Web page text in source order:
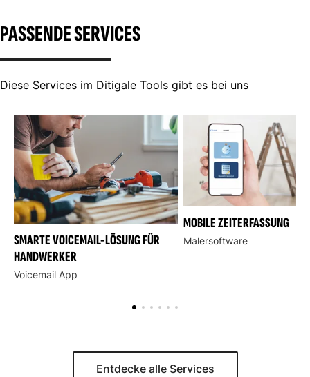
PASSENDE SERVICES
Diese Services im Ditigale Tools gibt es bei uns
SMARTE VOICEMAIL-LÖSUNG FÜR
HANDWERKER
Voicemail App
MOBILE ZEITERFASSUNG
Malersoftware
Entdecke alle Services